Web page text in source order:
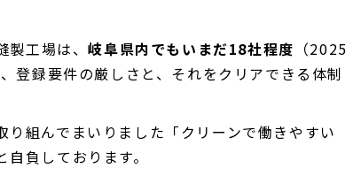
製工場は、岐阜県内でもいまだ18社程度 （2025
登録要件の厳しさと、それをクリアできる体制
組んでまいりました「クリーンで働きやすい
負しております。